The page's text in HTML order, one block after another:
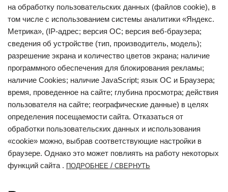
на обработку пользовательских данных (файлов cookie), в
том числе с использованием системы аналитики «Яндекс.
Метрика», (IP-адрес; версия ОС; версия веб-браузера;
сведения об устройстве (тип, производитель, модель);
разрешение экрана и количество цветов экрана; наличие
программного обеспечения для блокирования рекламы;
наличие Cookies; наличие JavaScript; язык ОС и Браузера;
время, проведенное на сайте; глубина просмотра; действия
пользователя на сайте; географические данные) в целях
определения посещаемости сайта. Отказаться от
обработки пользовательских данных и использования
«cookie» можно, выбрав соответствующие настройки в
браузере. Однако это может повлиять на работу некоторых
функций сайта .
ПОДРОБНЕЕ / СВЕРНУТЬ